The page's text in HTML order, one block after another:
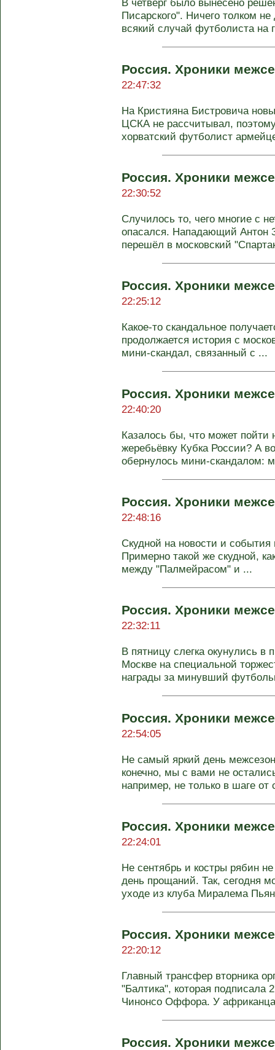
В четверг было вынесено
Писарского". Ничего толком
всякий случай футболиста на
Россия. Хроники
22:47:32
На Кристияна Бистровича
ЦСКА не рассчитывал,
хорватский футболист
Россия. Хроники
22:30:52
Случилось то, чего многие с
опасался. Нападающий Антон
перешёл в московский
Россия. Хроники
22:25:12
Какое-то скандальное
продолжается история с
мини-скандал, связанный с ...
Россия. Хроники
22:40:20
Казалось бы, что может пойти
жеребьёвку Кубка России? А
обернулось мини-скандалом:
Россия. Хроники
22:48:16
Скудной на новости и
Примерно такой же скудной,
между "Палмейрасом" и ...
Россия. Хроники
22:32:11
В пятницу слегка окунулись в
Москве на специальной
награды за минувший
Россия. Хроники
22:54:05
Не самый яркий день
конечно, мы с вами не
например, не только в шаге от
Россия. Хроники
22:24:01
Не сентябрь и костры рябин
день прощаний. Так, сегодня
уходе из клуба Миралема
Россия. Хроники
22:20:12
Главный трансфер вторника
"Балтика", которая подписала
Чинонсо Оффора. У
Россия. Хроники